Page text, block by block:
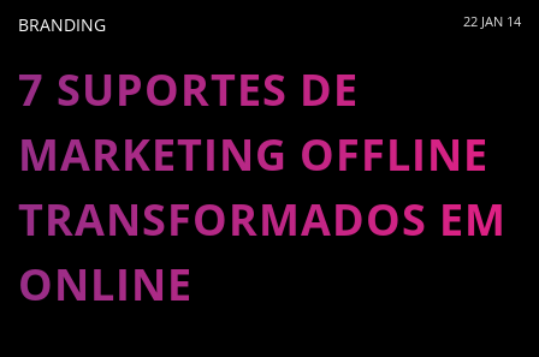
BRANDING 22 JAN 14
7 SUPORTES DE
MARKETING OFFLINE
TRANSFORMADOS EM
ONLINE